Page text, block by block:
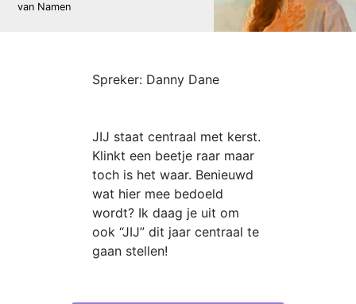
van Namen
Spreker: Danny Dane
JIJ staat centraal met kerst.
Klinkt een beetje raar maar
toch is het waar. Benieuwd
wat hier mee bedoeld
wordt? Ik daag je uit om
ook “JIJ” dit jaar centraal te
gaan stellen!